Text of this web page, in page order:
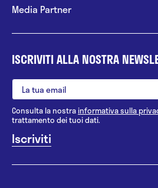
Media Partner
ISCRIVITI ALLA NOSTRA
Consulta la nostrainformativa sulla
trattamento dei tuoi dati.